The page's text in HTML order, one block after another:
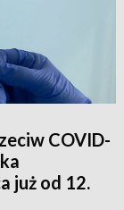
COVID-
już od 12.